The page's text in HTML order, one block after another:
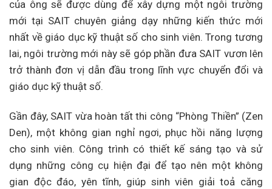
của ông sẽ được dùng để xây dựng một ngôi trường
mới tại SAIT chuyên giảng dạy những kiến thức mới
nhất về giáo dục kỹ thuật số cho sinh viên. Trong tương
lai, ngôi trường mới này sẽ góp phần đưa SAIT vươn lên
trở thành đơn vị dẫn đầu trong lĩnh vực chuyển đổi và
giáo dục kỹ thuật số.
Gần đây, SAIT vừa hoàn tất thi công “Phòng Thiền” (Zen
Den), một không gian nghỉ ngơi, phục hồi năng lượng
cho sinh viên. Công trình có thiết kế sáng tạo và sử
dụng những công cụ hiện đại để tạo nên một không
gian độc đáo, yên tĩnh, giúp sinh viên giải toả căng